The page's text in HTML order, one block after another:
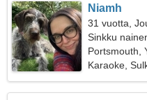
Niamh
31 vuotta,
Sinkku
Portsmouth,
Karaoke,